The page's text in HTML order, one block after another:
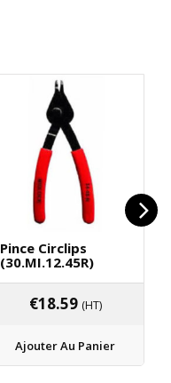
Pince Circlips
(30.MI.12.45R)
€18.59 (HT)
Ajouter Au Panier